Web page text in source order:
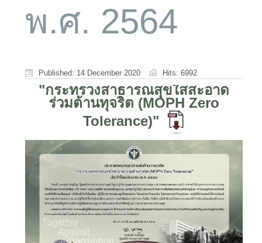
พ.ศ. 2564
Published: 14 December 2020 Hits: 6992
"กระทรวงสาธารณสุขใสสะอาด
ร่วมต้านทุจริต (MOPH Zero
Tolerance)"